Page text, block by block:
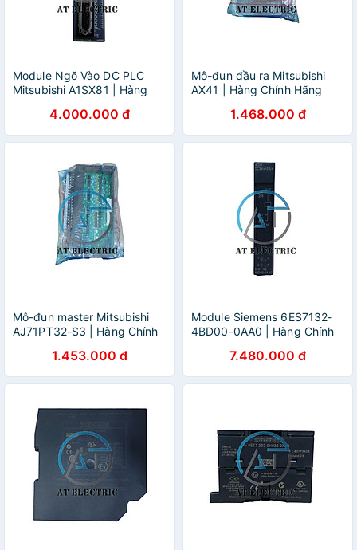
Module Ngõ Vào DC PLC
Mitsubishi A1SX81 | Hàng
4.000.000 đ
Mô-đun đầu ra Mitsubishi
AX41 | Hàng Chính Hãng
1.468.000 đ
Mô-đun master Mitsubishi
AJ71PT32-S3 | Hàng Chính
1.453.000 đ
Module Siemens 6ES7132-
4BD00-0AA0 | Hàng Chính
7.480.000 đ